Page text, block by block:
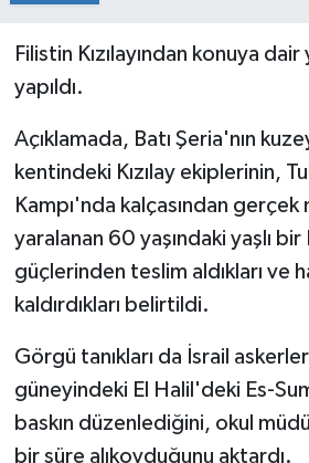
Filistin Kızılayından konuya dair
yapıldı.
Açıklamada, Batı Şeria'nın
kentindeki Kızılay ekiplerinin,
Kampı'nda kalçasından gerçek
yaralanan 60 yaşındaki yaşlı bir
güçlerinden teslim aldıkları ve
kaldırdıkları belirtildi.
Görgü tanıkları da İsrail
güneyindeki El Halil'deki Es-
baskın düzenlediğini, okul
bir süre alıkoyduğunu aktardı.